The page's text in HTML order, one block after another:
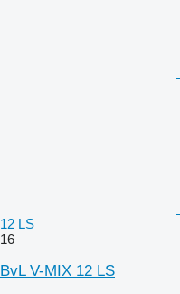
12 LS
16
BvL V-MIX 12 LS